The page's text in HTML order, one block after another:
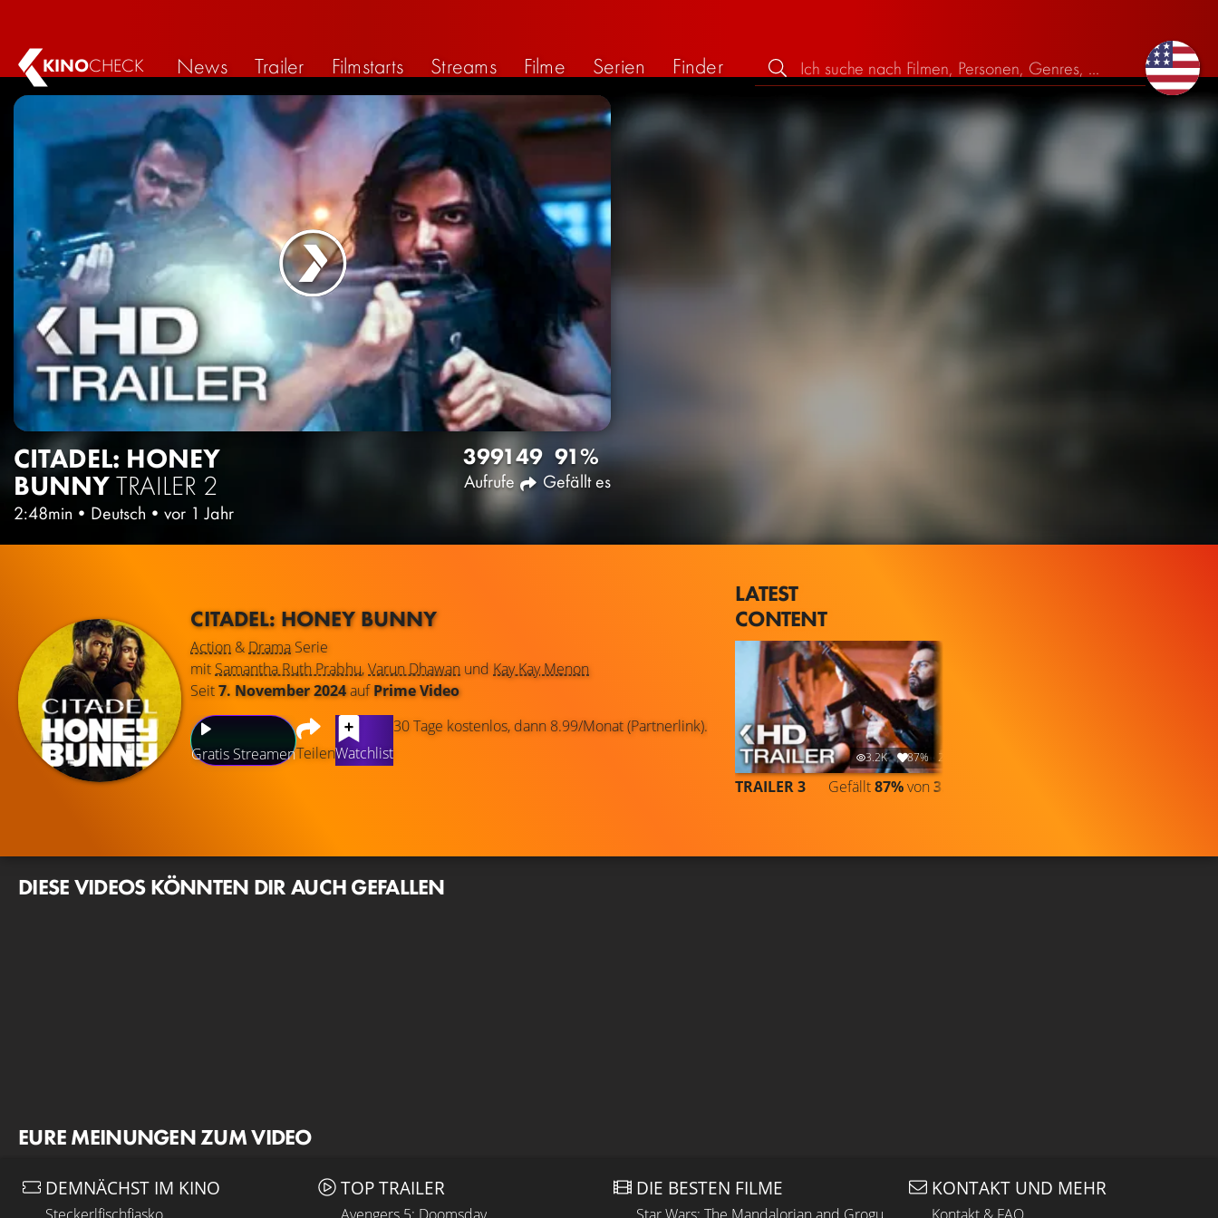
KINOCHECK News Trailer Filmstarts Streams Filme Serien Finder
CITADEL: HONEY
BUNNYTRAILER 2
2:48min • Deutsch • vor 1 Jahr
3991
Aufrufe
49 91%
Gefällt es
CITADEL: HONEY BUNNY
Action & DramaSerie
mitSamantha Ruth Prabhu,Varun Dhawan und Kay Kay Menon
Seit7. November 2024aufPrime Video
Gratis StreamenTeilenWatchlist
30 Tage kostenlos, dann 8.99/Monat (Partnerlink).
LATEST
CONTENT
3.2K 87% 2:25
TRAILER 3 Gefällt87%von3.176
DIESE VIDEOS KÖNNTEN DIR AUCH GEFALLEN
EURE MEINUNGEN ZUM VIDEO
DEMNÄCHST IM KINO TOP TRAILER DIE BESTEN FILME KONTAKT UND MEHR